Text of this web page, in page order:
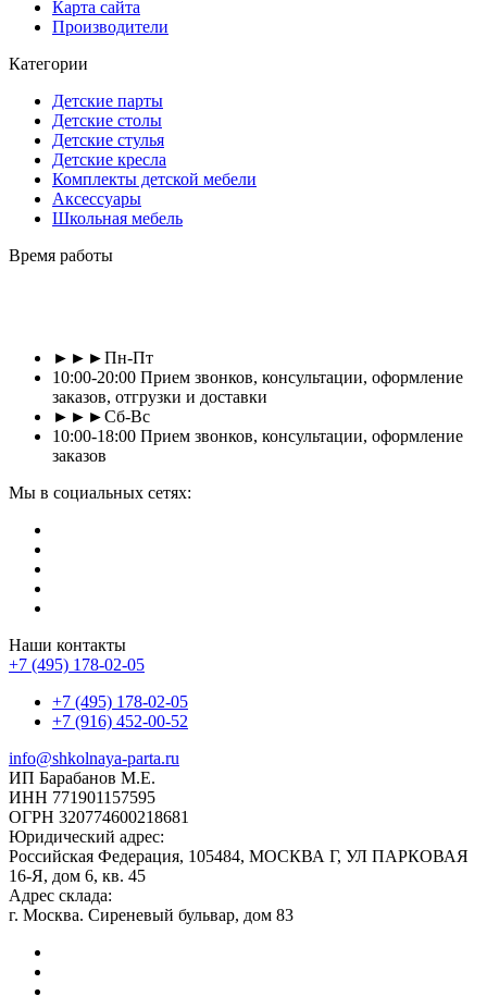
Карта сайта
Производители
Категории
Детские парты
Детские столы
Детские стулья
Детские кресла
Комплекты детской мебели
Аксессуары
Школьная мебель
Время работы
►►►Пн-Пт
10:00-20:00 Прием звонков, консультации, оформление
заказов, отгрузки и доставки
►►►Сб-Вс
10:00-18:00 Прием звонков, консультации, оформление
заказов
Мы в социальных сетях:
Наши контакты
+7 (495) 178-02-05
+7 (495) 178-02-05
+7 (916) 452-00-52
info@shkolnaya-parta.ru
ИП Барабанов М.Е.
ИНН 771901157595
ОГРН 320774600218681
Юридический адрес:
Российская Федерация, 105484, МОСКВА Г, УЛ ПАРКОВАЯ
16-Я, дом 6, кв. 45
Адрес склада:
г. Москва. Сиреневый бульвар, дом 83